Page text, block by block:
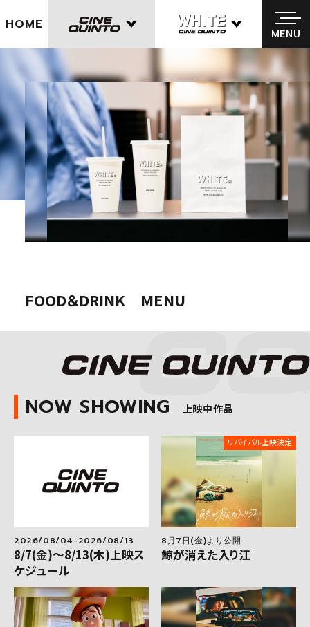
HOME
MENU
MENU
FOOD＆DRINK MENU
NOW SHOWING 上映中作品
2026/08/04-2026/08/13
8/7(金)～8/13(木)上映ス
ケジュール
リバイバル上映決定
8月7日(金)より公開
鯨が消えた入り江